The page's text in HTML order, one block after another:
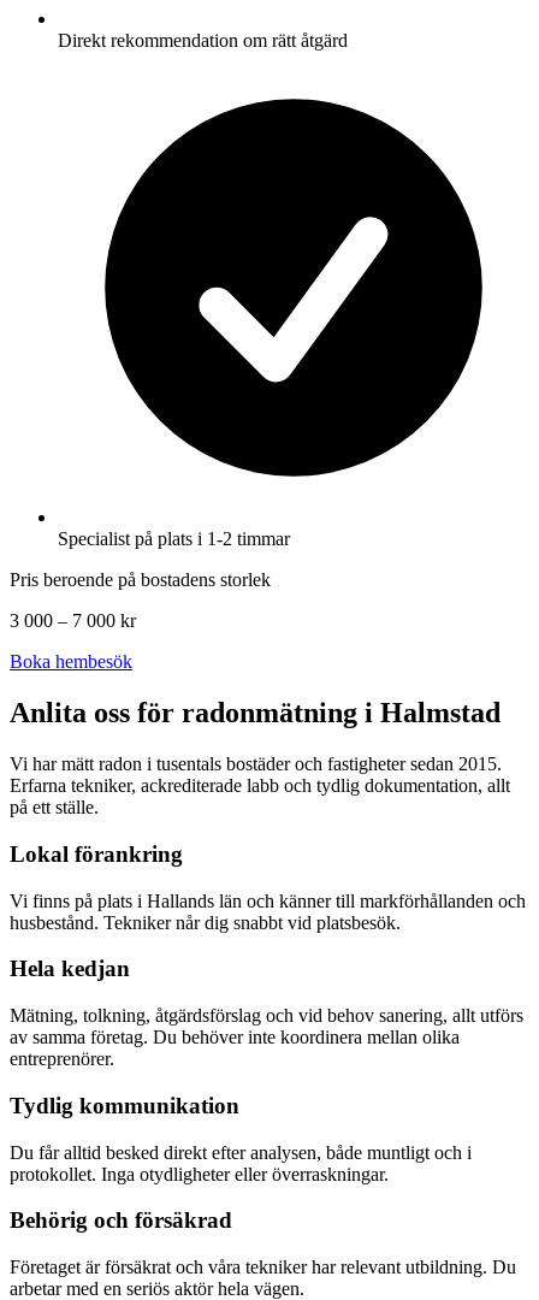
Direkt rekommendation om rätt åtgärd
Specialist på plats i 1-2 timmar
Pris beroende på bostadens storlek
3 000 – 7 000 kr
Boka hembesök
Anlita oss för radonmätning i Halmstad
Vi har mätt radon i tusentals bostäder och fastigheter sedan 2015.
Erfarna tekniker, ackrediterade labb och tydlig dokumentation, allt
på ett ställe.
Lokal förankring
Vi finns på plats i Hallands län och känner till markförhållanden och
husbestånd. Tekniker når dig snabbt vid platsbesök.
Hela kedjan
Mätning, tolkning, åtgärdsförslag och vid behov sanering, allt utförs
av samma företag. Du behöver inte koordinera mellan olika
entreprenörer.
Tydlig kommunikation
Du får alltid besked direkt efter analysen, både muntligt och i
protokollet. Inga otydligheter eller överraskningar.
Behörig och försäkrad
Företaget är försäkrat och våra tekniker har relevant utbildning. Du
arbetar med en seriös aktör hela vägen.